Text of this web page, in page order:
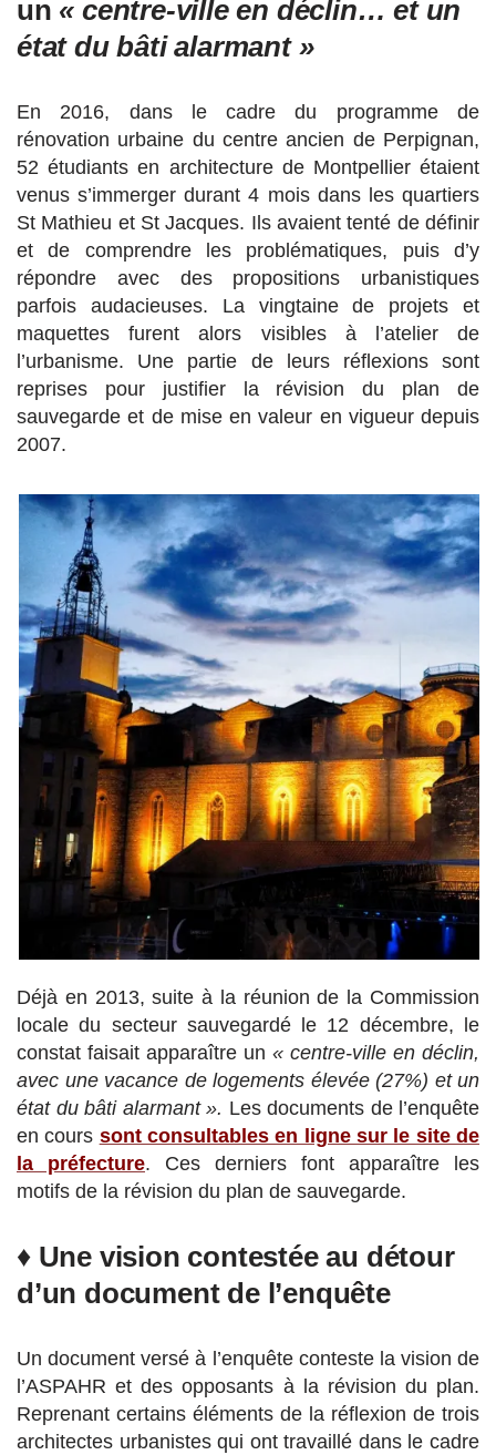
un « centre-ville en déclin… et un
état du bâti alarmant »
En 2016, dans le cadre du programme de
rénovation urbaine du centre ancien de Perpignan,
52 étudiants en architecture de Montpellier étaient
venus s’immerger durant 4 mois dans les quartiers
St Mathieu et St Jacques. Ils avaient tenté de définir
et de comprendre les problématiques, puis d’y
répondre avec des propositions urbanistiques
parfois audacieuses. La vingtaine de projets et
maquettes furent alors visibles à l’atelier de
l’urbanisme. Une partie de leurs réflexions sont
reprises pour justifier la révision du plan de
sauvegarde et de mise en valeur en vigueur depuis
2007.
Déjà en 2013, suite à la réunion de la Commission
locale du secteur sauvegardé le 12 décembre, le
constat faisait apparaître un « centre-ville en déclin,
avec une vacance de logements élevée (27%) et un
état du bâti alarmant ». Les documents de l’enquête
en cours sont consultables en ligne sur le site de
la préfecture. Ces derniers font apparaître les
motifs de la révision du plan de sauvegarde.
♦Une vision contestée au détour
d’un document de l’enquête
Un document versé à l’enquête conteste la vision de
l’ASPAHR et des opposants à la révision du plan.
Reprenant certains éléments de la réflexion de trois
architectes urbanistes qui ont travaillé dans le cadre